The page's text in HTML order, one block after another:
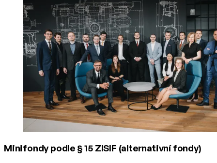
Minifondy podle § 15 ZISIF (alternativní fondy)